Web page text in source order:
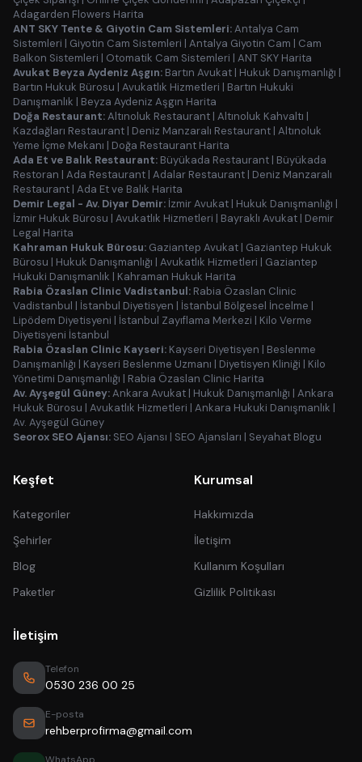
Adagarden Flowers Harita
ANT SKY Tente & Giyotin Cam Sistemleri:Antalya Cam
Sistemleri | Giyotin Cam Sistemleri | Antalya Giyotin Cam | Cam
Balkon Sistemleri | Otomatik Cam Sistemleri | ANT SKY Harita
Avukat Beyza Aydeniz Aşgın: Bartın Avukat | Hukuk Danışmanlığı |
Bartın Hukuk Bürosu | Avukatlık Hizmetleri | Bartın Hukuki
Danışmanlık | Beyza Aydeniz Aşgın Harita
Doğa Restaurant:Altınoluk Restaurant | Altınoluk Kahvaltı |
Kazdağları Restaurant | Deniz Manzaralı Restaurant | Altınoluk
Yeme İçme Mekanı | Doğa Restaurant Harita
Ada Et ve Balık Restaurant: Büyükada Restaurant | Büyükada
Restoran | Ada Restaurant | Adalar Restaurant | Deniz Manzaralı
Restaurant | Ada Et ve Balık Harita
Demir Legal - Av. Diyar Demir: İzmir Avukat | Hukuk Danışmanlığı |
İzmir Hukuk Bürosu | Avukatlık Hizmetleri | Bayraklı Avukat | Demir
Legal Harita
Kahraman Hukuk Bürosu: Gaziantep Avukat | Gaziantep Hukuk
Bürosu | Hukuk Danışmanlığı | Avukatlık Hizmetleri | Gaziantep
Hukuki Danışmanlık | Kahraman Hukuk Harita
Rabia Özaslan Clinic Vadistanbul: Rabia Özaslan Clinic
Vadistanbul | İstanbul Diyetisyen | İstanbul Bölgesel İncelme |
Lipödem Diyetisyeni | İstanbul Zayıflama Merkezi | Kilo Verme
Diyetisyeni İstanbul
Rabia Özaslan Clinic Kayseri: Kayseri Diyetisyen | Beslenme
Danışmanlığı | Kayseri Beslenme Uzmanı | Diyetisyen Kliniği | Kilo
Yönetimi Danışmanlığı | Rabia Özaslan Clinic Harita
Av. Ayşegül Güney:Ankara Avukat | Hukuk Danışmanlığı | Ankara
Hukuk Bürosu | Avukatlık Hizmetleri | Ankara Hukuki Danışmanlık |
Av. Ayşegül Güney
Seorox SEO Ajansı: SEO Ajansı | SEO Ajansları | Seyahat Blogu
Keşfet
Kategoriler
Şehirler
Blog
Paketler
Kurumsal
Hakkımızda
İletişim
Kullanım Koşulları
Gizlilik Politikası
İletişim
Telefon
0530 236 00 25
E-posta
rehberprofirma@gmail.com